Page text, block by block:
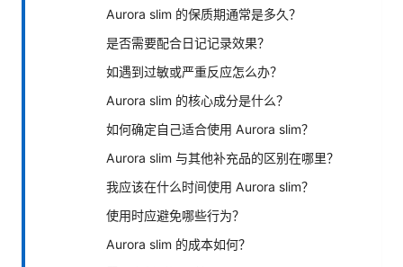
Aurora slim 的保质期通常是多久？
是否需要配合日记记录效果？
如遇到过敏或严重反应怎么办？
Aurora slim 的核心成分是什么？
如何确定自己适合使用 Aurora slim？
Aurora slim 与其他补充品的区别在哪里？
我应该在什么时间使用 Aurora slim？
使用时应避免哪些行为？
Aurora slim 的成本如何？